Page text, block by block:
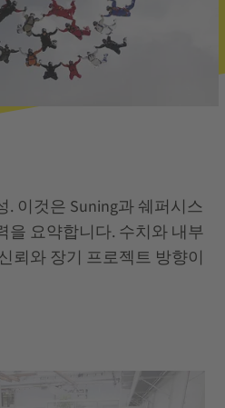
. 이것은 Suning과 쉐퍼시스
을 요약합니다. 수치와 내부
뢰와 장기 프로젝트 방향이